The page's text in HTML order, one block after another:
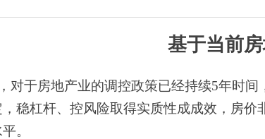
基于当前
对于房地产业的调控政策已经持续5年时
稳杠杆、控风险取得实质性成成效，房
。